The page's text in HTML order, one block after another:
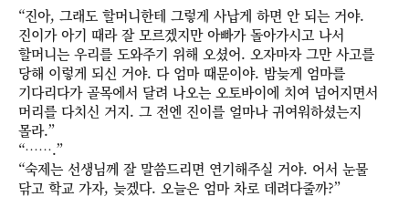
“진아, 그래도 할머니한테 그렇게 사납게 하면 안 되는 거야.
진이가 아기 때라 잘 모르겠지만 아빠가 돌아가시고 나서
할머니는 우리를 도와주기 위해 오셨어. 오자마자 그만 사고를
당해 이렇게 되신 거야. 다 엄마 때문이야. 밤늦게 엄마를
기다리다가 골목에서 달려 나오는 오토바이에 치여 넘어지면서
머리를 다치신 거지. 그 전엔 진이를 얼마나 귀여워하셨는지
몰라.”
“…….”
“숙제는 선생님께 잘 말씀드리면 연기해주실 거야. 어서 눈물
닦고 학교 가자, 늦겠다. 오늘은 엄마 차로 데려다줄까?”